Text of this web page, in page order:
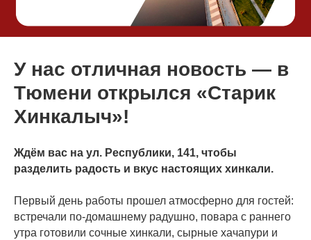
У нас отличная новость — в
Тюмени открылся «Старик
Хинкалыч»!
Ждём вас на ул. Республики, 141, чтобы
разделить радость и вкус настоящих хинкали.
Первый день работы прошел атмосферно для гостей:
встречали по-домашнему радушно, повара с раннего
утра готовили сочные хинкали, сырные хачапури и